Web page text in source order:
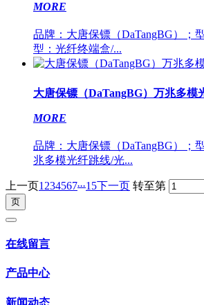
MORE
品牌：大唐保镖（DaTangBG）；
型：光纤终端盒/...
大唐保镖（DaTangBG）万兆多模
MORE
品牌：大唐保镖（DaTangBG）；
兆多模光纤跳线/光...
上一页1 234567...15下一页 转至第
在线留言
产品中心
新闻动态